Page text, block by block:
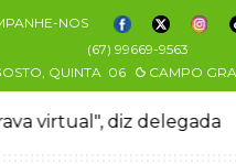
NOS
(67) 99669-9563
QUINTA 06 CAMPO
virtual", diz delegada